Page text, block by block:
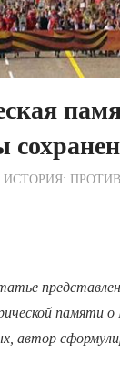
Дежурный по
ИСТОРИЯ:
памяти
автор